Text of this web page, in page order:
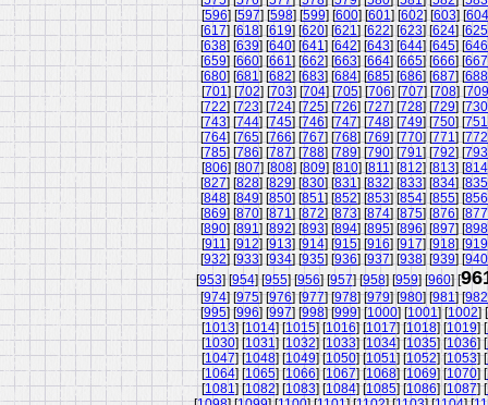
[596] [597] [598] [599] [600] [601] [602] [603] [604
[617] [618] [619] [620] [621] [622] [623] [624] [625
[638] [639] [640] [641] [642] [643] [644] [645] [646
[659] [660] [661] [662] [663] [664] [665] [666] [667
[680] [681] [682] [683] [684] [685] [686] [687] [688
[701] [702] [703] [704] [705] [706] [707] [708] [709
[722] [723] [724] [725] [726] [727] [728] [729] [730
[743] [744] [745] [746] [747] [748] [749] [750] [751
[764] [765] [766] [767] [768] [769] [770] [771] [772
[785] [786] [787] [788] [789] [790] [791] [792] [793
[806] [807] [808] [809] [810] [811] [812] [813] [814
[827] [828] [829] [830] [831] [832] [833] [834] [835
[848] [849] [850] [851] [852] [853] [854] [855] [856
[869] [870] [871] [872] [873] [874] [875] [876] [877
[890] [891] [892] [893] [894] [895] [896] [897] [898
[911] [912] [913] [914] [915] [916] [917] [918] [919
[932] [933] [934] [935] [936] [937] [938] [939] [940
[953] [954] [955] [956] [957] [958] [959] [960] [
[974] [975] [976] [977] [978] [979] [980] [981] [982
[995] [996] [997] [998] [999] [1000] [1001] [1002] [
[1013] [1014] [1015] [1016] [1017] [1018] [1019] [
[1030] [1031] [1032] [1033] [1034] [1035] [1036] [
[1047] [1048] [1049] [1050] [1051] [1052] [1053] [
[1064] [1065] [1066] [1067] [1068] [1069] [1070] [
[1081] [1082] [1083] [1084] [1085] [1086] [1087] [